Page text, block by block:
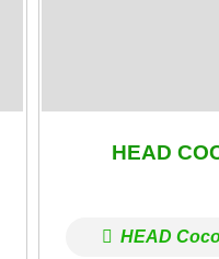
HEAD
HEAD